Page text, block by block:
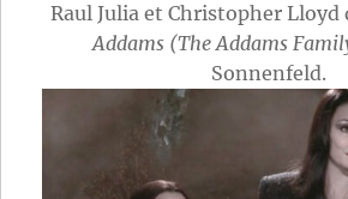
Raul Julia et Christopher Lloyd
Addams (The Addams
Sonnenfeld.